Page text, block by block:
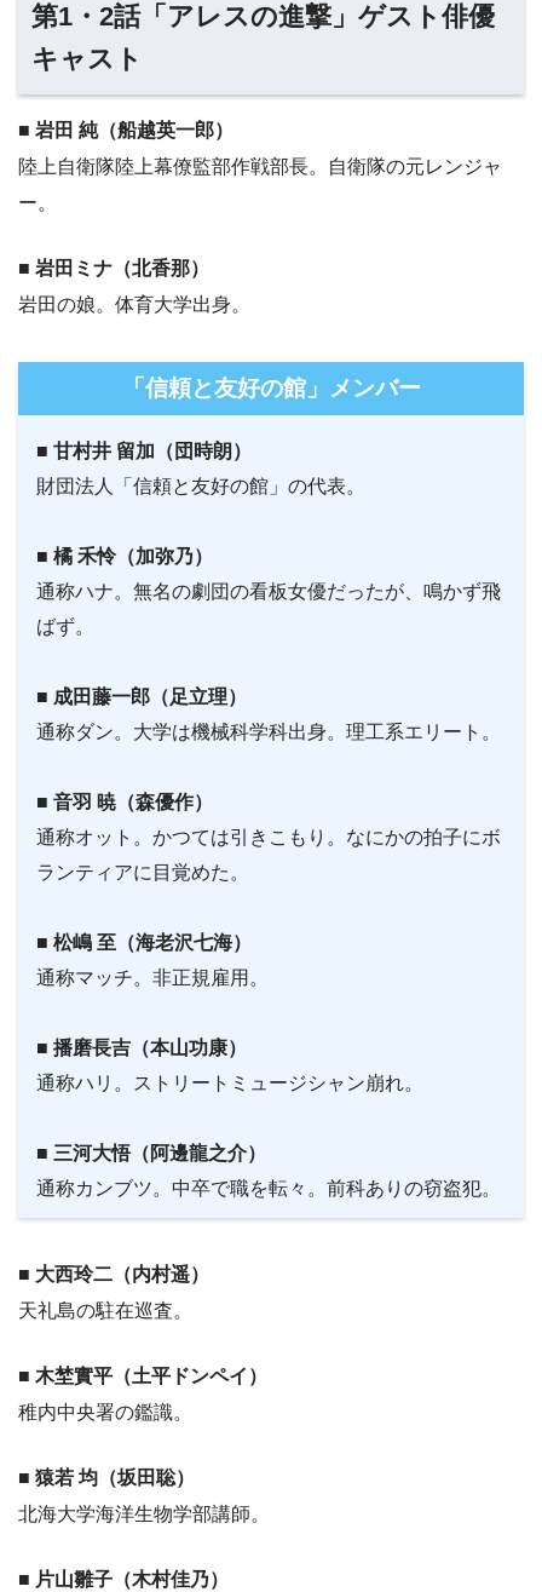
第1・2話「アレスの進撃」ゲスト俳優
キャスト
■ 岩田 純（船越英一郎）
陸上自衛隊陸上幕僚監部作戦部長。自衛隊の元レンジャ
ー。
■ 岩田ミナ（北香那）
岩田の娘。体育大学出身。
「信頼と友好の館」メンバー
■ 甘村井 留加（団時朗）
財団法人「信頼と友好の館」の代表。
■ 橘 禾怜（加弥乃）
通称ハナ。無名の劇団の看板女優だったが、鳴かず飛
ばず。
■ 成田藤一郎（足立理）
通称ダン。大学は機械科学科出身。理工系エリート。
■ 音羽 暁（森優作）
通称オット。かつては引きこもり。なにかの拍子にボ
ランティアに目覚めた。
■ 松嶋 至（海老沢七海）
通称マッチ。非正規雇用。
■ 播磨長吉（本山功康）
通称ハリ。ストリートミュージシャン崩れ。
■ 三河大悟（阿邊龍之介）
通称カンブツ。中卒で職を転々。前科ありの窃盗犯。
■ 大西玲二（内村遥）
天礼島の駐在巡査。
■ 木埜實平（土平ドンペイ）
稚内中央署の鑑識。
■ 猿若 均（坂田聡）
北海大学海洋生物学部講師。
■ 片山雛子（木村佳乃）